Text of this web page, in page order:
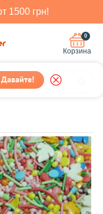
1500 грн!
Давайте!
0
Корзина